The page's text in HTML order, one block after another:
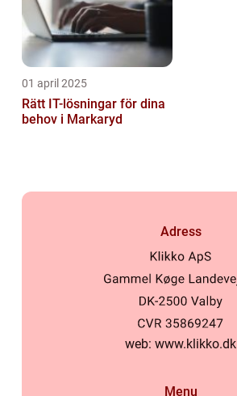
01 april 2025
Rätt IT-lösningar för dina
behov i Markaryd
Adress
web: www.klikko.dk
Menu